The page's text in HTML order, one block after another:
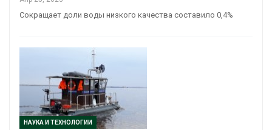
Сокращает доли воды низкого качества составило 0,4%
НАУКА И ТЕХНОЛОГИИ